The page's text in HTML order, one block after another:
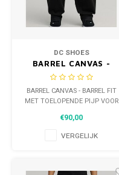
WETSUITS & SURFKLEDING
BROEKEN
HEADWEAR & ACCESSOIRES
DC SHOES
BARREL CANVAS -
BARREL FIT MET
TOELOPENDE PIJP
VOOR HEREN
BARREL CANVAS - BARREL FIT
MET TOELOPENDE PIJP VOOR
€90,00
VERGELIJK